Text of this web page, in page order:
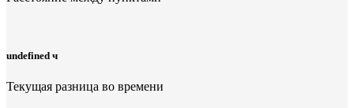
undefined ч
Текущая разница во времени